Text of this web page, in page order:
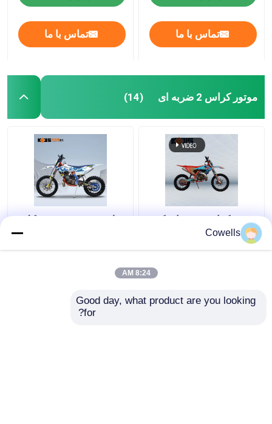
تماس با ما تماس با ما
موتور کراس 2 ضربه ای (14)
موتور کراس دو زمانه کیوز
120 کیلومتر بر ساعت
مدل K18 در موتورسیکلت
تماس با ما
Cowells
8:24 AM
Good day, what product are you looking
for?